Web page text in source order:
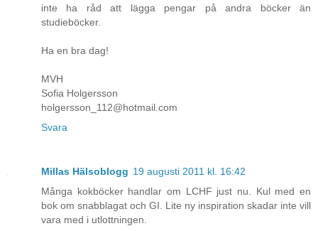
inte ha råd att lägga pengar på andra böcker än
studieböcker.
Ha en bra dag!
MVH
Sofia Holgersson
holgersson_112@hotmail.com
Svara
Millas Hälsoblogg 19 augusti 2011 kl. 16:42
Många kokböcker handlar om LCHF just nu. Kul med en
bok om snabblagat och GI. Lite ny inspiration skadar inte vill
vara med i utlottningen.